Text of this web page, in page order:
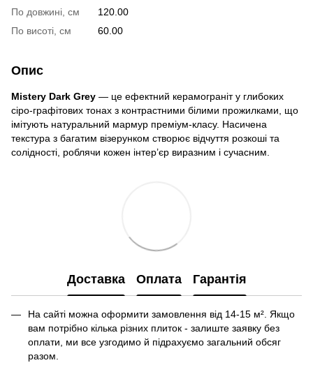
По довжині, см
120.00
По висоті, см
60.00
Опис
Mistery Dark Grey — це ефектний керамограніт у глибоких
сіро-графітових тонах з контрастними білими прожилками, що
імітують натуральний мармур преміум-класу. Насичена
текстура з багатим візерунком створює відчуття розкоші та
солідності, роблячи кожен інтер’єр виразним і сучасним.
Доставка Оплата Гарантія
На сайті можна оформити замовлення від 14-15 м². Якщо
вам потрібно кілька різних плиток - залиште заявку без
оплати, ми все узгодимо й підрахуємо загальний обсяг
разом.